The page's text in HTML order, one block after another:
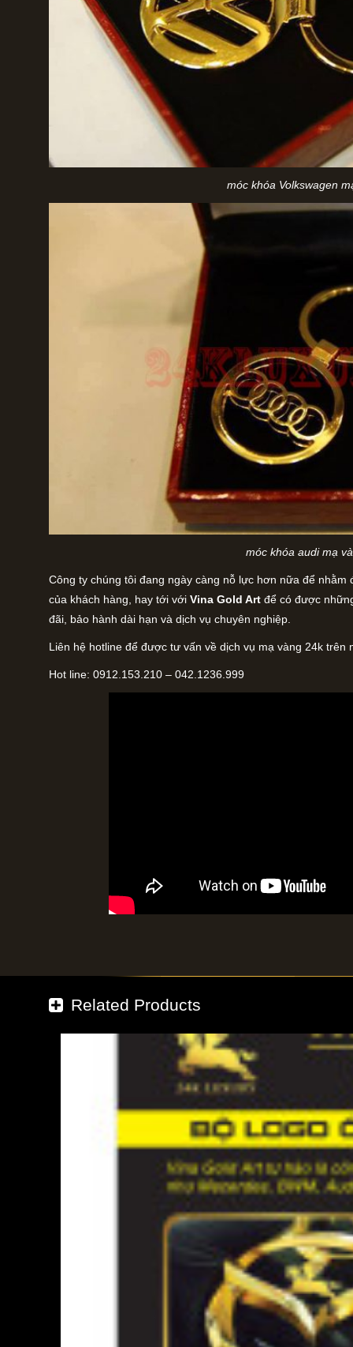
móc khóa Volkswagen
móc khóa audi mạ
Công ty chúng tôi đang ngày càng nỗ lực hơn nữa để nhằm
của khách hàng, hay tới với Vina Gold Art để có được
đãi, bảo hành dài hạn và dịch vụ chuyên nghiệp.
Liên hệ hotline để được tư vấn về dịch vụ mạ vàng 24k trên
Hot line: 0912.153.210 – 042.1236.999
Related Products